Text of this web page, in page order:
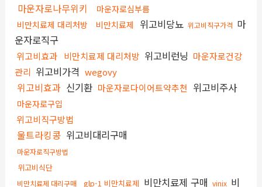
마운자로나무위키
마운자로심부름
비만치료제 대리처방
비만치료제 위고비당뇨 위고비직구가격 마
운자로직구
위고비효과 비만치료제 대리처방 위고비런닝 마운자로건강
관리 위고비가격 wegovy
위고비효과 신기환 마운자로다이어트약추천 위고비주사
마운자로구입
위고비직구방법
울트라킹콩 위고비대리구매
마운자로직구방법
위고비식단
비만치료제 대리구매 glp-1 비만치료제 비만치료제 구매 vinix 비